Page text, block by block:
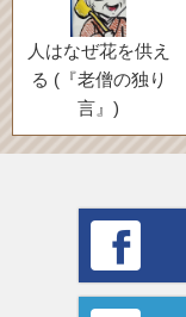
人はなぜ花を供え
る (『老僧の独り
言』)